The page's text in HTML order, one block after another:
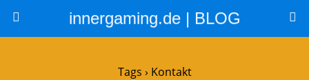
innergaming.de | BLOG
Tags › Kontakt